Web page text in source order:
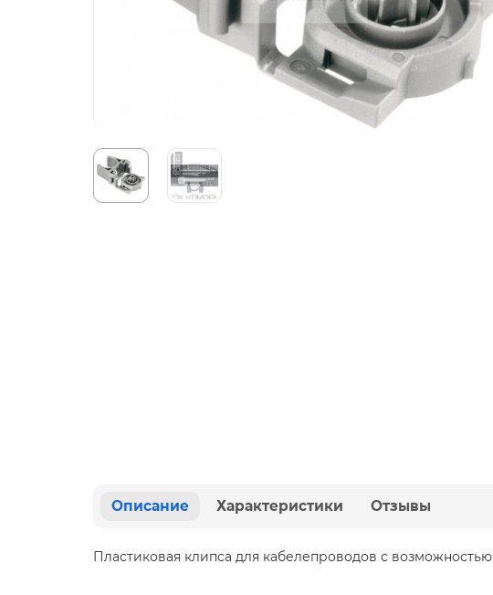
Описание Характеристики Отзывы
Пластиковая клипса для кабелепроводов с